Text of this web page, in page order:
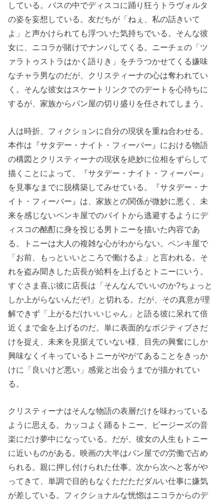
している。バスの中でディスコに踊り狂うトラヴォルタ
の姿を妄想している。友だちが「ねぇ、私の話きいて
よ」と声かけられても浮ついた気持ちでいる。そんな彼
女に、ニコラが賭けでナンパしてくる。ニーチェの「ツ
ァラトゥストラはかく語りき」をチラつかせてくる嫌味
なチャラ男なのだが、クリスティーナの心は奪われてい
く。そんな彼女はスケートリンクでのデートを心待ちに
するが、家族からパン屋の切り盛りを任されてしまう。
人は時折、フィクションに自分の現状を重ね合わせる。
本作は『サタデー・ナイト・フィーバー』における物語
の構図とクリスティーナの現状を絶妙に位相をずらして
描くことによって、『サタデー・ナイト・フィーバー』
を見事なまでに脱構築してみせている。『サタデー・ナ
イト・フィーバー』は、家族との関係が微妙に悪く、未
来を感じないペンキ屋でのバイトから逃避するようにデ
ィスコの酩酊に身を投じる男トニーを描いた内容であ
る。トニーは大人の複雑な心がわからない。ペンキ屋で
「お前、もっといいところで働けるよ」と言われる。そ
れを盗み聞きした店長が給料を上げるとトニーにいう。
すぐさま喜ぶ彼に店長は「そんなんでいいのか?ちょっと
しか上がらないんだぞ!」と切れる。だが、その真意が理
解できず「上がるだけいいじゃん」と語る彼に呆れて倍
近くまで金を上げるのだ。単に表面的なポジティブさだ
けを捉え、未来を見据えていない様、目先の興奮にしか
興味なくイキっているトニーがやがてあることをきっか
けに「良いけど悪い」感覚と出会うまでが描かれてい
る。
クリスティーナはそんな物語の表層だけを味わっている
ように思える。カッコよく踊るトニー、ビージーズの音
楽にだけ夢中になっている。だが、彼女の人生もトニー
に近いものがある。映画の大半はパン屋での労働で占め
られる。親に押し付けられた仕事。次から次へと客がや
ってきて、単調で目的もなくただただダルい仕事に嫌気
が差している。フィクショナルな恍惚はニコラからのデ